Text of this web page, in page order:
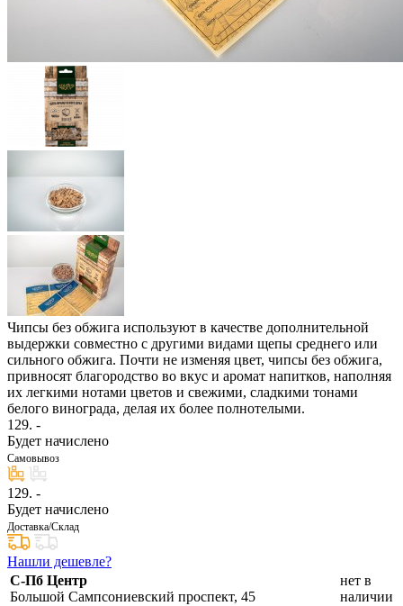
Чипсы без обжига используют в качестве дополнительной
выдержки совместно с другими видами щепы среднего или
сильного обжига. Почти не изменяя цвет, чипсы без обжига,
привносят благородство во вкус и аромат напитков, наполняя
их легкими нотами цветов и свежими, сладкими тонами
белого винограда, делая их более полнотелыми.
129. -
Будет начислено
Самовывоз
129. -
Будет начислено
Доставка/Склад
Нашли дешевле?
С-Пб Центр
Большой Сампсониевский проспект, 45
нет в
наличии